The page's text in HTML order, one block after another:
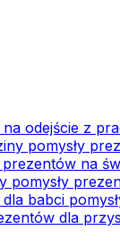
odejście z
pomysły
prezentów na
pomysły
babci
dla